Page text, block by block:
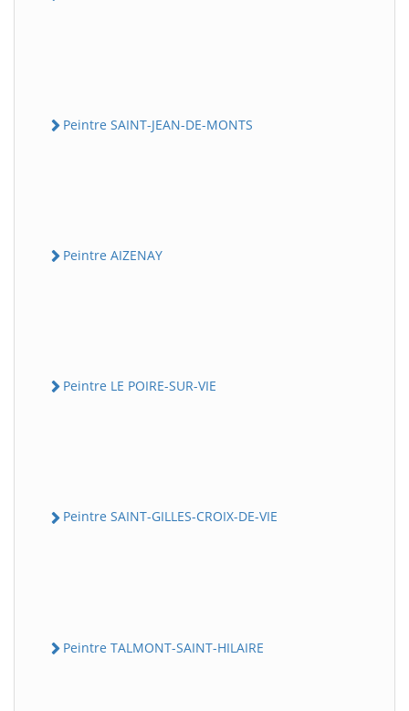
Peintre SAINT-JEAN-DE-MONTS
Peintre AIZENAY
Peintre LE POIRE-SUR-VIE
Peintre SAINT-GILLES-CROIX-DE-VIE
Peintre TALMONT-SAINT-HILAIRE